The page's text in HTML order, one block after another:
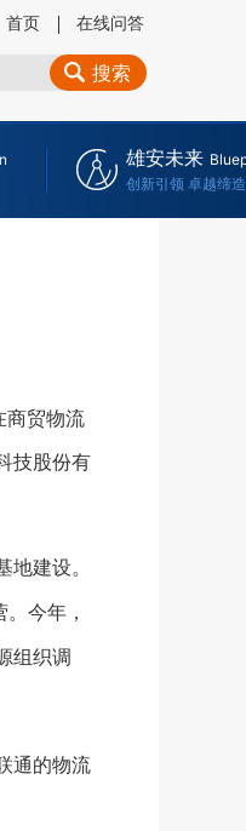
首页 在线问答
搜索
雄安未来
创新引领 卓越缔造
贸物流
技股份有
建设。
今年，
组织调
通的物流